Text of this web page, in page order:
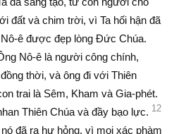
đất và chim trời, vì Ta hối hận đã
ê được đẹp lòng Ðức Chúa.
Nô-ê là người công chính,
thời, và ông đi với Thiên
trai là Sêm, Kham và Gia-phét.
Thiên Chúa và đầy bạo lực. 12
đã ra hư hỏng, vì mọi xác phàm